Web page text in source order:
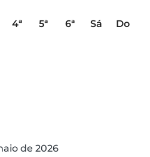
4ª 5ª 6ª Sá
Do
de 2026